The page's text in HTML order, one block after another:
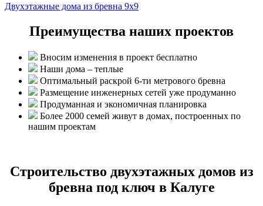
Двухэтажные дома из бревна 9x9
Преимущества наших проектов
Вносим изменения в проект бесплатно
Наши дома – теплые
Оптимальный раскрой 6-ти метрового бревна
Размещение инженерных сетей уже продуманно
Продуманная и экономичная планировка
Более 2000 семей живут в домах, построенных по
нашим проектам
Строительство двухэтажных домов из
бревна под ключ в Калуге